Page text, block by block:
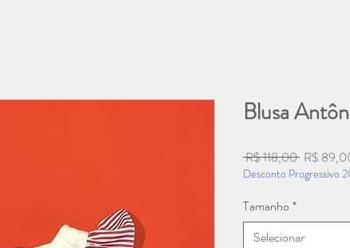
Blusa
R$ 118,00 Preço
normal
R$
Desconto Progressivo
Tamanho *
Selecionar